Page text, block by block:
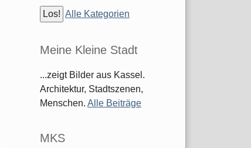
Alle Kategorien
Meine Kleine Stadt
...zeigt Bilder aus Kassel.
Architektur, Stadtszenen,
Menschen. Alle Beiträge
MKS